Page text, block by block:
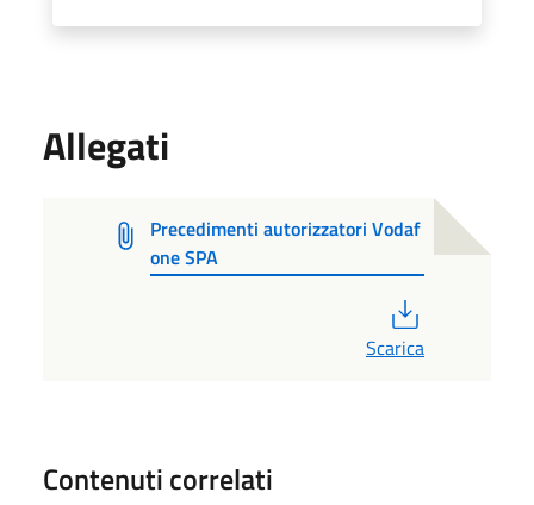
Allegati
Precedimenti autorizzatori Vodaf
one SPA
Scarica
Contenuti correlati